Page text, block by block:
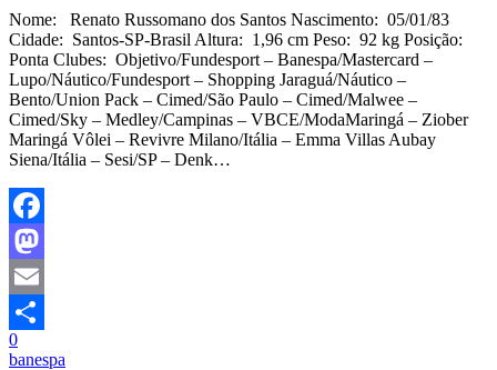
Nome: Renato Russomano dos Santos Nascimento: 05/01/83
Cidade: Santos-SP-Brasil Altura: 1,96 cm Peso: 92 kg Posição:
Ponta Clubes: Objetivo/Fundesport – Banespa/Mastercard –
Lupo/Náutico/Fundesport – Shopping Jaraguá/Náutico –
Bento/Union Pack – Cimed/São Paulo – Cimed/Malwee –
Cimed/Sky – Medley/Campinas – VBCE/ModaMaringá – Ziober
Maringá Vôlei – Revivre Milano/Itália – Emma Villas Aubay
Siena/Itália – Sesi/SP – Denk…
Facebook
Mastodon
Email
Share
0
banespa